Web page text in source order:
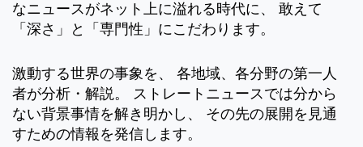
なニュースがネット上に溢れる時代に、 敢えて
「深さ」と「専門性」にこだわります。
激動する世界の事象を、 各地域、各分野の第一人
者が分析・解説。 ストレートニュースでは分から
ない背景事情を解き明かし、 その先の展開を見通
すための情報を発信します。